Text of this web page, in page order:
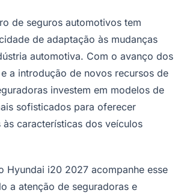
de seguros automotivos tem
de adaptação às mudanças
automotiva. Com o avanço dos
a introdução de novos recursos de
investem em modelos de
sofisticados para oferecer
características dos veículos
Hyundai i20 2027 acompanhe esse
a atenção de seguradoras e